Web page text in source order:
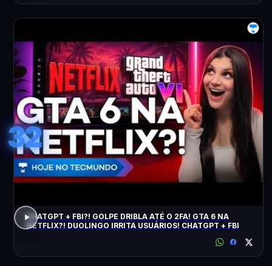
32
CHATGPT + FBI?! GOLPE DRIBLA ATÉ O 2FA! GTA 6 NA
NETFLIX?! DUOLINGO IRRITA USUÁRIOS! CHATGPT + FBI